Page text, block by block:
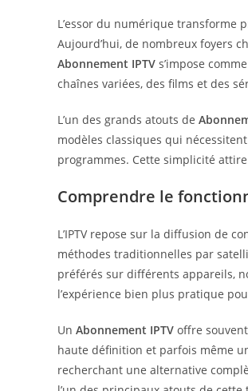
L’essor du numérique transforme
Aujourd’hui, de nombreux foyers
Abonnement IPTV s’impose
chaînes variées, des films et des
L’un des grands atouts de
modèles classiques qui
programmes. Cette simplicité
Comprendre le
L’IPTV repose sur la diffusion de
méthodes traditionnelles par
préférés sur différents appareils,
l’expérience bien plus pratique
Un Abonnement IPTV offre
haute définition et parfois même
recherchant une alternative